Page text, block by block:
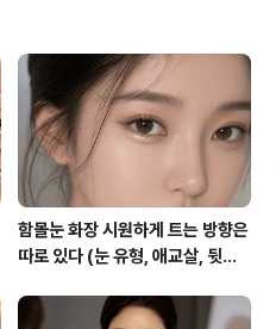
함몰눈 화장 시원하게 트는 방향은
따로 있다 (눈 유형, 애교살, 뒷밑